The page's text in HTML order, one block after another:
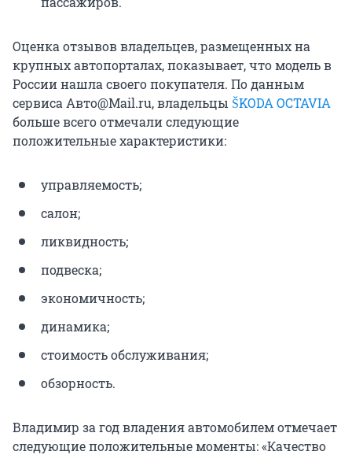
Оценка отзывов владельцев, размещенных на
крупных автопорталах, показывает, что модель в
России нашла своего покупателя. По данным
сервиса Авто@Mail.ru, владельцы ŠKODA OCTAVIA
больше всего отмечали следующие
положительные характеристики:
управляемость;
салон;
ликвидность;
подвеска;
экономичность;
динамика;
стоимость обслуживания;
обзорность.
Владимир за год владения автомобилем отмечает
следующие положительные моменты: «Качество